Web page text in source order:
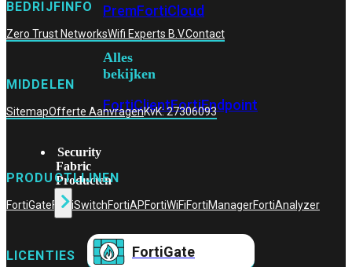
PremFortiCloud
Alles
bekijken
FortiClientFortiEndpoint
Security
Fabric
Producten
FortiGate
BEDRIJFINFO
Zero Trust NetworksWifi Experts B.V.Contact
MIDDELEN
SitemapOfferte AanvragenKvK: 27306093
PRODUCTLIJNEN
FortiGateFortiSwitchFortiAPFortiWiFiFortiManagerFortiAnalyzer
LICENTIES